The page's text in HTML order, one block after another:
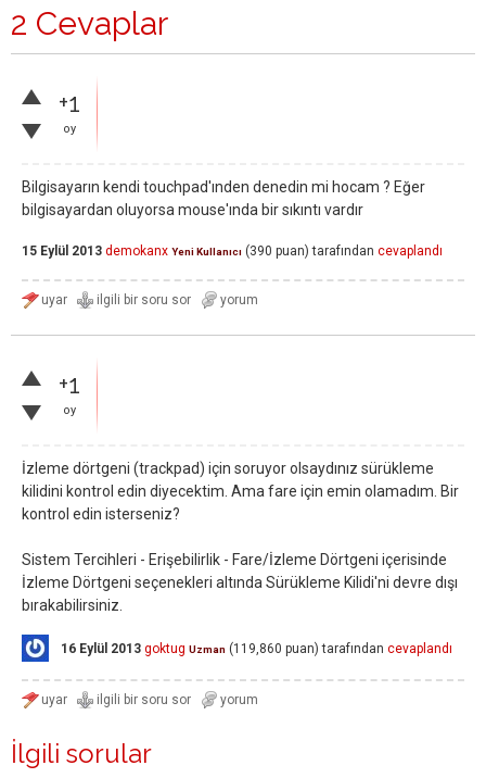
2 Cevaplar
+1
oy
Bilgisayarın kendi touchpad'ınden denedin mi hocam ? Eğer
bilgisayardan oluyorsa mouse'ında bir sıkıntı vardır
15 Eylül 2013 demokanx Yeni Kullanıcı (390 puan) tarafından cevaplandı
+1
oy
İzleme dörtgeni (trackpad) için soruyor olsaydınız sürükleme
kilidini kontrol edin diyecektim. Ama fare için emin olamadım. Bir
kontrol edin isterseniz?
Sistem Tercihleri - Erişebilirlik - Fare/İzleme Dörtgeni içerisinde
İzleme Dörtgeni seçenekleri altında Sürükleme Kilidi'ni devre dışı
bırakabilirsiniz.
16 Eylül 2013 goktug Uzman (119,860 puan) tarafından cevaplandı
İlgili sorular